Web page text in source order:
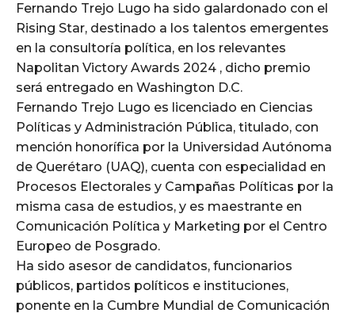
Fernando Trejo Lugo ha sido galardonado con el
Rising Star, destinado a los talentos emergentes
en la consultoría política, en los relevantes
Napolitan Victory Awards 2024 , dicho premio
será entregado en Washington D.C.
Fernando Trejo Lugo es licenciado en Ciencias
Políticas y Administración Pública, titulado, con
mención honorífica por la Universidad Autónoma
de Querétaro (UAQ), cuenta con especialidad en
Procesos Electorales y Campañas Políticas por la
misma casa de estudios, y es maestrante en
Comunicación Política y Marketing por el Centro
Europeo de Posgrado.
Ha sido asesor de candidatos, funcionarios
públicos, partidos políticos e instituciones,
ponente en la Cumbre Mundial de Comunicación